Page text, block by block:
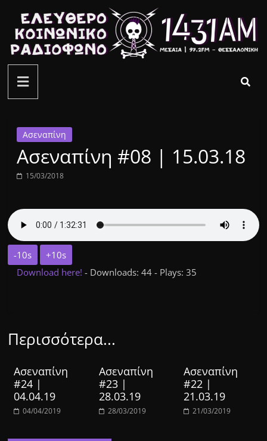
περιεχόμενο
ελεύθερο
κοινωνικό
ραδιόφωνο
1431AM
Ασεναπίνη
Ασεναπίνη #08 | 15.03.18
15/03/2018
-10s
+10s
Download here!- Downloads: 44 - Plays: 35
Περισσότερα...
Ασεναπίνη
#24 |
04.04.19
04/04/2019
Ασεναπίνη
#23 |
28.03.19
28/03/2019
Ασεναπίνη
#22 |
21.03.19
21/03/2019